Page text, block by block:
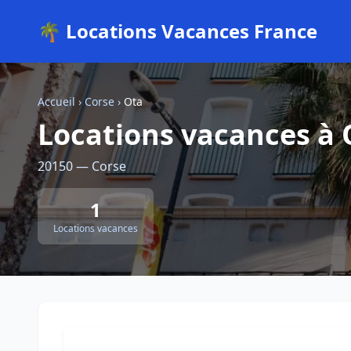
🌴 Locations Vacances France
Accueil › Corse › Ota
Locations vacances à
20150 — Corse
1
Locations vacances